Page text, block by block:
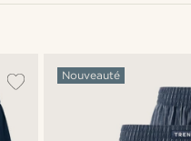
Nouveauté